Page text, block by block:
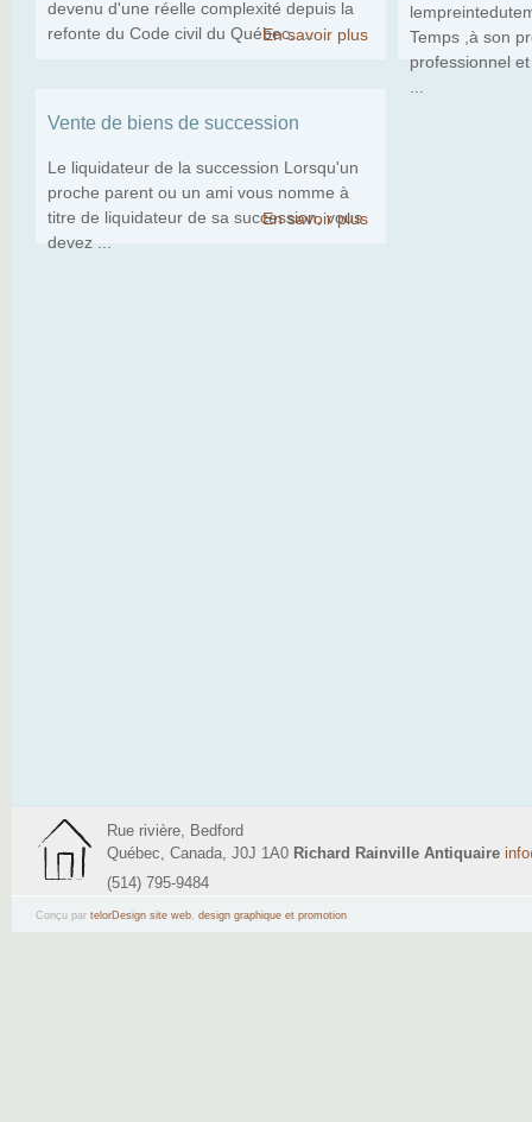
devenu d'une réelle complexité depuis la
refonte du Code civil du Québec. ...En savoir plus
Temps ,à son
professionnel
Vente de biens de succession
Le liquidateur de la succession Lorsqu'un
proche parent ou un ami vous nomme à
titre de liquidateur de sa succession, vous
devez ...
En savoir plus
Rue rivière, Bedford
Québec, Canada, J0J 1A0 Richard Rainville Antiquaire
(514) 795-9484
Conçu par telorDesign site web, design graphique et promotion